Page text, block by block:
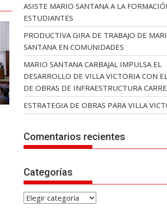
ASISTE MARIO SANTANA A LA
ESTUDIANTES
PRODUCTIVA GIRA DE TRABAJO DE
SANTANA EN COMUNIDADES
MARIO SANTANA CARBAJAL IMPULSA EL
DESARROLLO DE VILLA VICTORIA CON
DE OBRAS DE INFRAESTRUCTURA
ESTRATEGIA DE OBRAS PARA VILLA
Comentarios recientes
Categorías
C